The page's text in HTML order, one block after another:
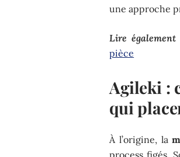
une approche
Lire également
pièce
Agileki :
qui
À l’origine, la
process figés.